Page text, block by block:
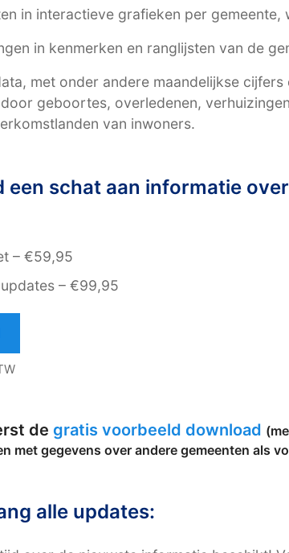
in interactieve grafieken per gemeente,
in kenmerken en ranglijsten van de
met onder andere maandelijkse
geboortes, overledenen,
van inwoners.
een schat aan informatie
– €59,95
– €99,95
de gratis voorbeeld download
met gegevens over andere gemeenten als
alle updates: